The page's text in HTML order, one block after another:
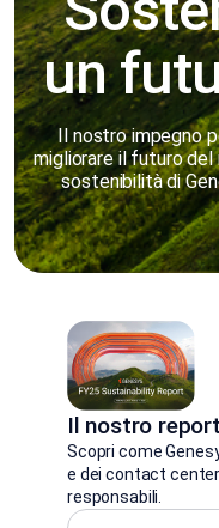
un
Il nostro impegno
migliorare il futuro
sostenibilità di
Il nostro
Scopri come
e dei contact
responsabili.